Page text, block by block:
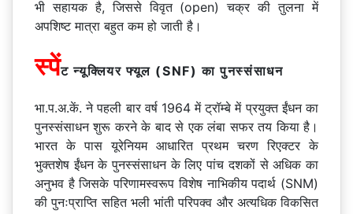
भी सहायक है, जिससे विवृत (open) चक्र की तुलना में
अपशिष्ट मात्रा बहुत कम हो जाती है।
स्पेंट न्यूक्लियर फ्यूल (SNF) का पुनस्संसाधन
भा.प.अ.कें. ने पहली बार वर्ष 1964 में ट्रॉम्बे में प्रयुक्त ईंधन का
पुनस्संसाधन शुरू करने के बाद से एक लंबा सफर तय किया है।
भारत के पास यूरेनियम आधारित प्रथम चरण रिएक्टर के
भुक्तशेष ईंधन के पुनस्संसाधन के लिए पांच दशकों से अधिक का
अनुभव है जिसके परिणामस्वरूप विशेष नाभिकीय पदार्थ (SNM)
की पुनःप्राप्ति सहित भली भांती परिपक्व और अत्यधिक विकसित